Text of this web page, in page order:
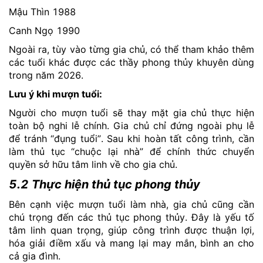
Mậu Thìn 1988
Canh Ngọ 1990
Ngoài ra, tùy vào từng gia chủ, có thể tham khảo thêm
các tuổi khác được các thầy phong thủy khuyên dùng
trong năm 2026.
Lưu ý khi mượn tuổi:
Người cho mượn tuổi sẽ thay mặt gia chủ thực hiện
toàn bộ nghi lễ chính. Gia chủ chỉ đứng ngoài phụ lễ
để tránh “đụng tuổi”. Sau khi hoàn tất công trình, cần
làm thủ tục “chuộc lại nhà” để chính thức chuyển
quyền sở hữu tâm linh về cho gia chủ.
5.2 Thực hiện thủ tục phong thủy
Bên cạnh việc mượn tuổi làm nhà, gia chủ cũng cần
chú trọng đến các thủ tục phong thủy. Đây là yếu tố
tâm linh quan trọng, giúp công trình được thuận lợi,
hóa giải điềm xấu và mang lại may mắn, bình an cho
cả gia đình.